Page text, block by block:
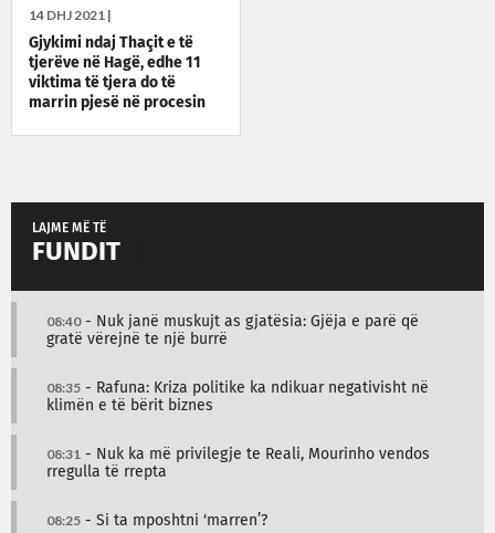
14 DHJ 2021 |
Gjykimi ndaj Thaçit e të
tjerëve në Hagë, edhe 11
viktima të tjera do të
marrin pjesë në procesin
LAJME MË TË
FUNDIT
08:40- Nuk janë muskujt as gjatësia: Gjëja e parë që
gratë vërejnë te një burrë
08:35 - Rafuna: Kriza politike ka ndikuar negativisht në
klimën e të bërit biznes
08:31 - Nuk ka më privilegje te Reali, Mourinho vendos
rregulla të rrepta
08:25 - Si ta mposhtni ‘marren’?